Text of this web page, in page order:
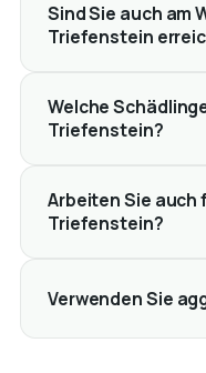
Sind Sie auch am
Triefenstein
Welche
Triefenstein?
Arbeiten Sie auch
Triefenstein?
Verwenden Sie